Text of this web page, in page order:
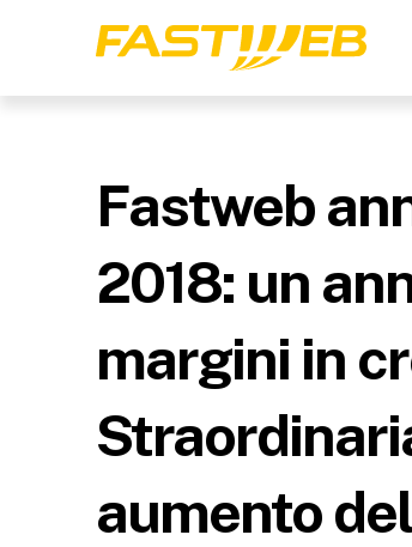
Fastweb
2018: un
margini in
aumento